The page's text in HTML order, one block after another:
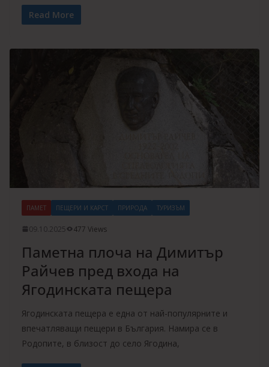
Read More
ПАМЕТ ПЕЩЕРИ И КАРСТ ПРИРОДА ТУРИЗЪМ
09.10.2025 477 Views
Паметна плоча на Димитър
Райчев пред входа на
Ягодинската пещера
Ягодинската пещера е една от най-популярните и
впечатляващи пещери в България. Намира се в
Родопите, в близост до село Ягодина,